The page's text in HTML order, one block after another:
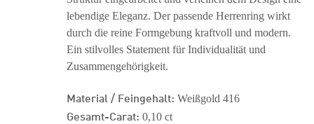
lebendige Eleganz. Der passende Herrenring wirkt
durch die reine Formgebung kraftvoll und modern.
Ein stilvolles Statement für Individualität und
Zusammengehörigkeit.
Material / Feingehalt: Weißgold 416
Gesamt-Carat: 0,10 ct